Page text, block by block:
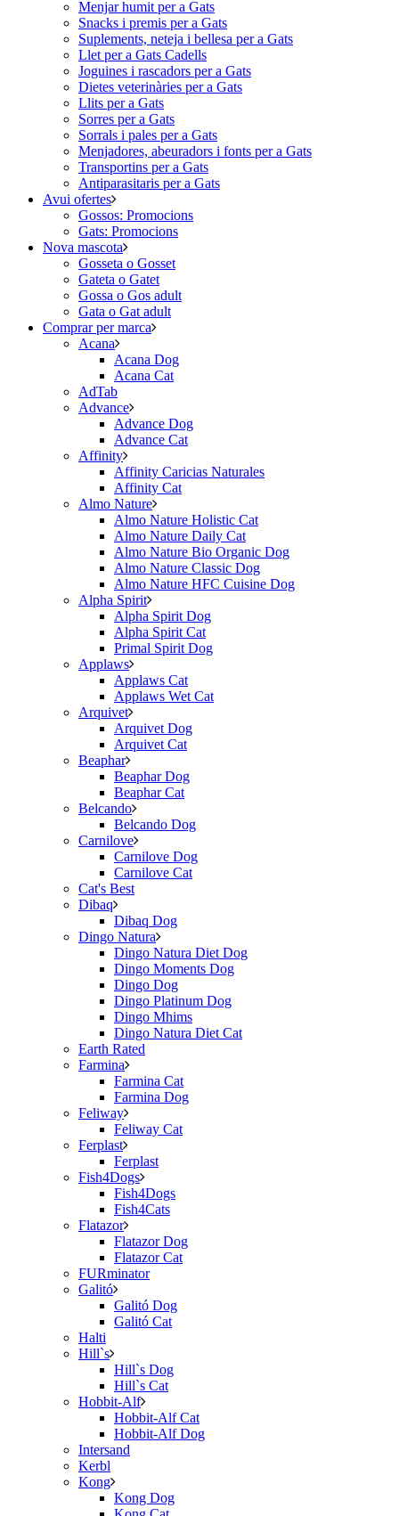
Menjar humit per a Gats
Snacks i premis per a Gats
Suplements, neteja i bellesa per a Gats
Llet per a Gats Cadells
Joguines i rascadors per a Gats
Dietes veterinàries per a Gats
Llits per a Gats
Sorres per a Gats
Sorrals i pales per a Gats
Menjadores, abeuradors i fonts per a Gats
Transportins per a Gats
Antiparasitaris per a Gats
Avui ofertes
Gossos: Promocions
Gats: Promocions
Nova mascota
Gosseta o Gosset
Gateta o Gatet
Gossa o Gos adult
Gata o Gat adult
Comprar per marca
Acana
Acana Dog
Acana Cat
AdTab
Advance
Advance Dog
Advance Cat
Affinity
Affinity Caricias Naturales
Affinity Cat
Almo Nature
Almo Nature Holistic Cat
Almo Nature Daily Cat
Almo Nature Bio Organic Dog
Almo Nature Classic Dog
Almo Nature HFC Cuisine Dog
Alpha Spirit
Alpha Spirit Dog
Alpha Spirit Cat
Primal Spirit Dog
Applaws
Applaws Cat
Applaws Wet Cat
Arquivet
Arquivet Dog
Arquivet Cat
Beaphar
Beaphar Dog
Beaphar Cat
Belcando
Belcando Dog
Carnilove
Carnilove Dog
Carnilove Cat
Cat's Best
Dibaq
Dibaq Dog
Dingo Natura
Dingo Natura Diet Dog
Dingo Moments Dog
Dingo Dog
Dingo Platinum Dog
Dingo Mhims
Dingo Natura Diet Cat
Earth Rated
Farmina
Farmina Cat
Farmina Dog
Feliway
Feliway Cat
Ferplast
Ferplast
Fish4Dogs
Fish4Dogs
Fish4Cats
Flatazor
Flatazor Dog
Flatazor Cat
FURminator
Galitó
Galitó Dog
Galitó Cat
Halti
Hill`s
Hill`s Dog
Hill`s Cat
Hobbit-Alf
Hobbit-Alf Cat
Hobbit-Alf Dog
Intersand
Kerbl
Kong
Kong Dog